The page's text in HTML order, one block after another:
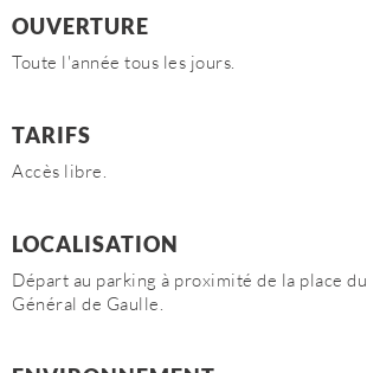
OUVERTURE
Toute l'année tous les jours.
TARIFS
Accès libre.
LOCALISATION
Départ au parking à proximité de la place du
Général de Gaulle.